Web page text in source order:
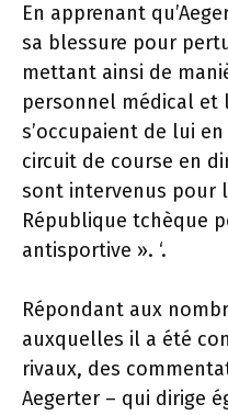
En apprenant
sa blessure pour
mettant ainsi de
personnel médical et
s’occupaient de lui
circuit de course en
sont intervenus pour
République tchèque
antisportive ». ‘.
Répondant aux
auxquelles il a été
rivaux, des
Aegerter – qui dirige